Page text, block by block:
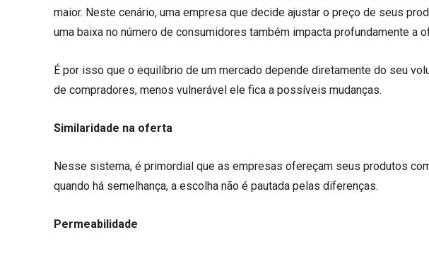
maior. Neste cenário, uma empresa que decide ajustar o preço de seus
uma baixa no número de consumidores também impacta profundamente a
É por isso que o equilíbrio de um mercado depende diretamente do seu
de compradores, menos vulnerável ele fica a possíveis mudanças.
Similaridade na oferta
Nesse sistema, é primordial que as empresas ofereçam seus produtos
quando há semelhança, a escolha não é pautada pelas diferenças.
Permeabilidade